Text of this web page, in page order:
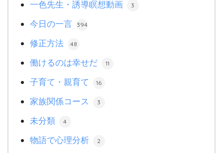
一色先生・誘導瞑想動画 3
今日の一言 394
修正方法 48
働けるのは幸せだ 11
子育て・親育て 16
家族関係コース 3
未分類 4
物語で心理分析 2